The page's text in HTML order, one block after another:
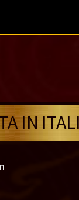
IN